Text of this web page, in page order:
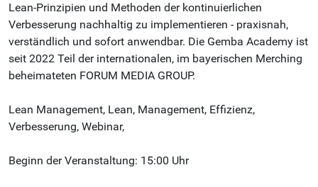
Lean-Prinzipien und Methoden der kontinuierlichen
Verbesserung nachhaltig zu implementieren - praxisnah,
verständlich und sofort anwendbar. Die Gemba Academy ist
seit 2022 Teil der internationalen, im bayerischen Merching
beheimateten FORUM MEDIA GROUP.
Lean Management, Lean, Management, Effizienz,
Verbesserung, Webinar,
Beginn der Veranstaltung: 15:00 Uhr